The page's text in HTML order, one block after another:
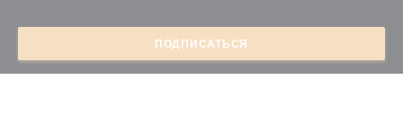
ПОДПИСАТЬСЯ